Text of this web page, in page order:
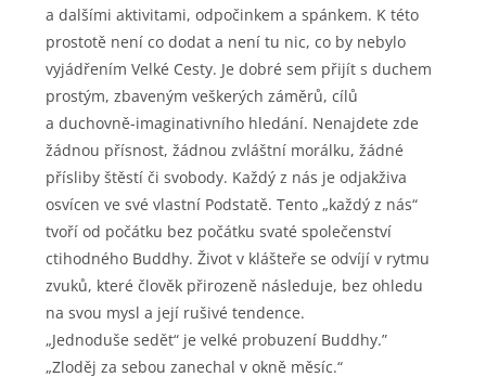
a dalšími aktivitami, odpočinkem a spánkem. K této
prostotě není co dodat a není tu nic, co by nebylo
vyjádřením Velké Cesty. Je dobré sem přijít s duchem
prostým, zbaveným veškerých záměrů, cílů
a duchovně-imaginativního hledání. Nenajdete zde
žádnou přísnost, žádnou zvláštní morálku, žádné
přísliby štěstí či svobody. Každý z nás je odjakživa
osvícen ve své vlastní Podstatě. Tento „každý z nás“
tvoří od počátku bez počátku svaté společenství
ctihodného Buddhy. Život v klášteře se odvíjí v rytmu
zvuků, které člověk přirozeně následuje, bez ohledu
na svou mysl a její rušivé tendence.
„Jednoduše sedět“ je velké probuzení Buddhy.”
„Zloděj za sebou zanechal v okně měsíc.“